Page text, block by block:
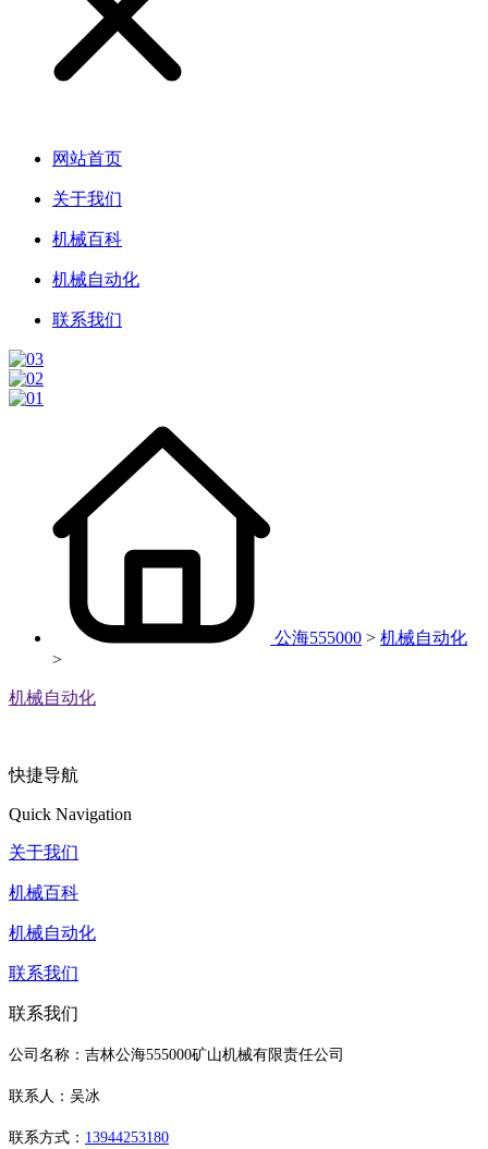
网站首页
关于我们
机械百科
机械自动化
联系我们
公海555000 > 机械自动化
>
机械自动化
快捷导航
Quick Navigation
关于我们
机械百科
机械自动化
联系我们
联系我们
公司名称：吉林公海555000矿山机械有限责任公司
联系人：吴冰
联系方式： 13944253180